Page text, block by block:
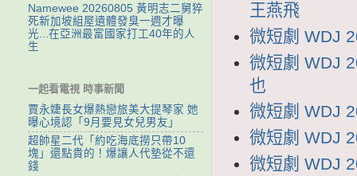
王燕飛
微短劇 WDJ
微短劇 WDJ
也
微短劇 WDJ
微短劇 WDJ
微短劇 WDJ
Namewee 20260805 黃明志二舅猝
死新加坡組屋遺體發臭一週才曝
光...在亞洲最富國家打工40年的人
生
一起看電視 時事新聞
賈永婕長女爆熱戀旅美大提琴家 她
曝心境認「9月要見女兒男友」
超帥星二代「約吃海底撈只帶10
塊」還點貴的！爆讓人代墊從不還
錢